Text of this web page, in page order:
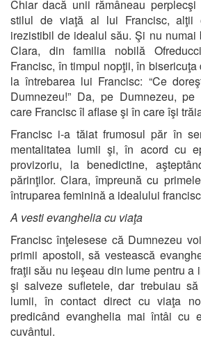
Chiar dacă unii rămâneau
stilul de viaţă al lui Francisc, alţii
irezistibil de idealul său. Şi nu numai
Clara, din familia nobilă
Francisc, în timpul nopţii, în
la întrebarea lui Francisc: “Ce
Dumnezeu!” Da, pe Dumnezeu,
care Francisc îl aflase şi în care îşi
Francisc i-a tăiat frumosul păr în
mentalitatea lumii şi, în acord cu
provizoriu, la benedictine,
părinţilor. Clara, împreună cu
întruparea feminină a idealului
A vesti evanghelia cu viaţa
Francisc înţelesese că Dumnezeu
primii apostoli, să vestească
fraţii său nu ieşeau din lume pentru a
şi salveze sufletele, dar trebuiau
lumii, în contact direct cu viaţa
predicând evanghelia mai întâi cu
cuvântul.